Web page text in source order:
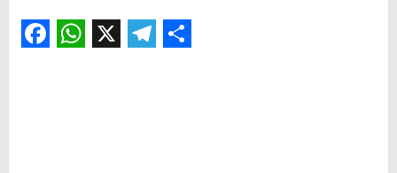
Facebook
WhatsApp
X Telegram
Share